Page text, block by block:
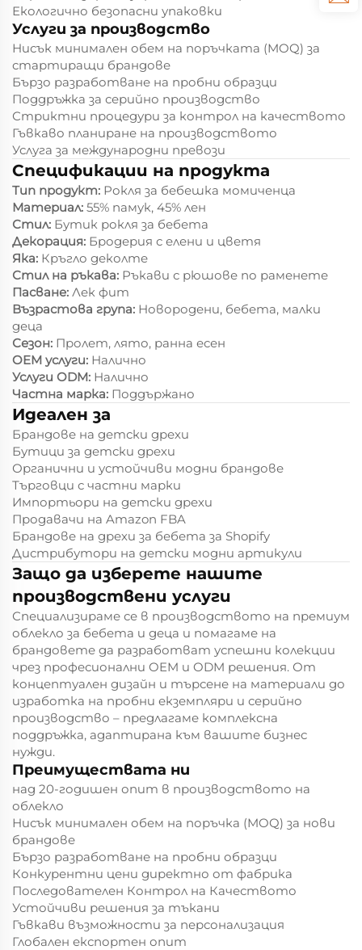
Екологично безопасни упаковки
Услуги за производство
Нисък минимален обем на поръчката (MOQ) за
стартиращи брандове
Бързо разработване на пробни образци
Поддръжка за серийно производство
Стриктни процедури за контрол на качеството
Гъвкаво планиране на производството
Услуга за международни превози
Спецификации на продукта
Тип продукт: Рокля за бебешка момиченца
Материал: 55% памук, 45% лен
Стил: Бутик рокля за бебета
Декорация: Бродерия с елени и цветя
Яка: Кръгло деколте
Стил на ръкава: Ръкави с рюшове по раменете
Пасване: Лек фит
Възрастова група: Новородени, бебета, малки
деца
Сезон: Пролет, лято, ранна есен
OEM услуги: Налично
Услуги ODM: Налично
Частна марка: Поддържано
Идеален за
Брандове на детски дрехи
Бутици за детски дрехи
Органични и устойчиви модни брандове
Търговци с частни марки
Импортьори на детски дрехи
Продавачи на Amazon FBA
Брандове на дрехи за бебета за Shopify
Дистрибутори на детски модни артикули
Защо да изберете нашите
производствени услуги
Специализираме се в производството на премиум
облекло за бебета и деца и помагаме на
брандовете да разработват успешни колекции
чрез професионални OEM и ODM решения. От
концептуален дизайн и търсене на материали до
изработка на пробни екземпляри и серийно
производство – предлагаме комплексна
поддръжка, адаптирана към вашите бизнес
нужди.
Преимуществата ни
над 20-годишен опит в производството на
облекло
Нисък минимален обем на поръчка (MOQ) за нови
брандове
Бързо разработване на пробни образци
Конкурентни цени директно от фабрика
Последователен Контрол на Качеството
Устойчиви решения за тъкани
Гъвкави възможности за персонализация
Глобален експортен опит